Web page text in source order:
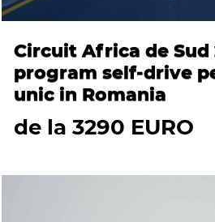
Circuit Africa de Sud
program self-drive
unic in Romania
de la 3290 EURO